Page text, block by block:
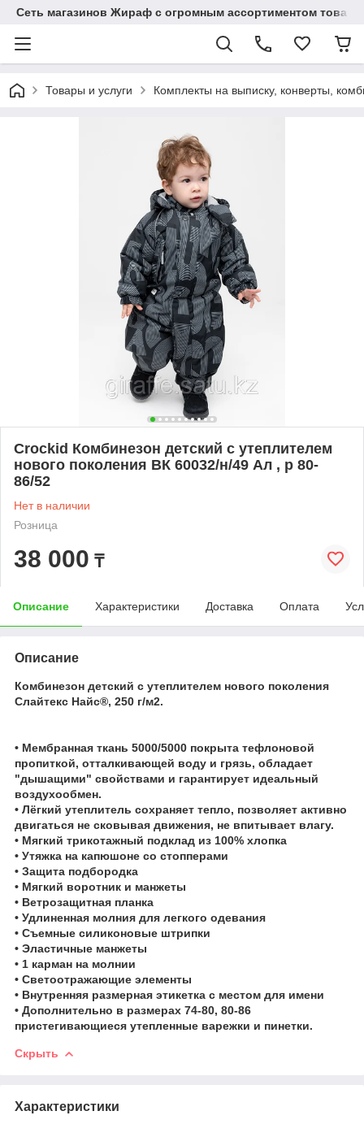
Сеть магазинов Жираф с огромным ассортиментом
Товары и услуги Комплекты на выписку, конверты,
Crockid Комбинезон детский с утеплителем
нового поколения ВК 60032/н/49 Ал , р 80-
86/52
Нет в наличии
Розница
38 000 ₸
Описание Характеристики Доставка Оплата
Описание
Комбинезон детский с утеплителем нового поколения
Слайтекс Найс®, 250 г/м2.
• Мембранная ткань 5000/5000 покрыта тефлоновой
пропиткой, отталкивающей воду и грязь, обладает
"дышащими" свойствами и гарантирует идеальный
воздухообмен.
• Лёгкий утеплитель сохраняет тепло, позволяет активно
двигаться не сковывая движения, не впитывает влагу.
• Мягкий трикотажный подклад из 100% хлопка
• Утяжка на капюшоне со стопперами
• Защита подбородка
• Мягкий воротник и манжеты
• Ветрозащитная планка
• Удлиненная молния для легкого одевания
• Съемные силиконовые штрипки
• Эластичные манжеты
• 1 карман на молнии
• Светоотражающие элементы
• Внутренняя размерная этикетка с местом для имени
• Дополнительно в размерах 74-80, 80-86
пристегивающиеся утепленные варежки и пинетки.
Скрыть
Характеристики